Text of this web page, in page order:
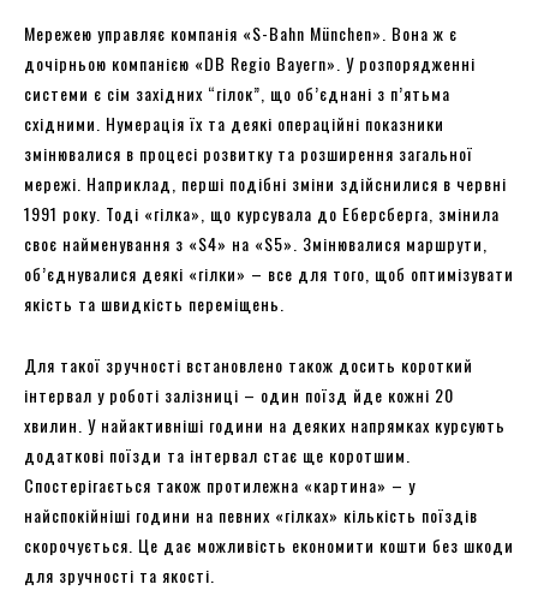
Мережею управляє компанія «S-Bahn München». Вона ж є
дочірньою компанією «DB Regio Bayern». У розпорядженні
системи є сім західних “гілок”, що об’єднані з п’ятьма
східними. Нумерація їх та деякі операційні показники
змінювалися в процесі розвитку та розширення загальної
мережі. Наприклад, перші подібні зміни здійснилися в червні
1991 року. Тоді «гілка», що курсувала до Еберсберга, змінила
своє найменування з «S4» на «S5». Змінювалися маршрути,
об’єднувалися деякі «гілки» – все для того, щоб оптимізувати
якість та швидкість переміщень.
Для такої зручності встановлено також досить короткий
інтервал у роботі залізниці – один поїзд йде кожні 20
хвилин. У найактивніші години на деяких напрямках курсують
додаткові поїзди та інтервал стає ще коротшим.
Спостерігається також протилежна «картина» – у
найспокійніші години на певних «гілках» кількість поїздів
скорочується. Це дає можливість економити кошти без шкоди
для зручності та якості.